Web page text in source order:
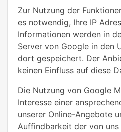
Zur Nutzung der
es notwendig, Ihre IP
Informationen werden in
Server von Google in den
dort gespeichert. Der
keinen Einfluss auf diese
Die Nutzung von Google
Interesse einer
unserer Online-Angebote
Auffindbarkeit der von uns